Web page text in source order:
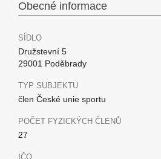
Obecné informace
SÍDLO
Družstevní 5
29001 Poděbrady
TYP SUBJEKTU
člen České unie sportu
POČET FYZICKÝCH ČLENŮ
27
IČO